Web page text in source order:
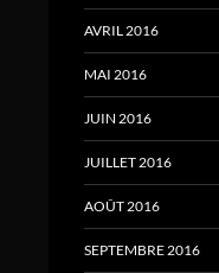
AVRIL 2016
MAI 2016
JUIN 2016
JUILLET 2016
AOÛT 2016
SEPTEMBRE 2016